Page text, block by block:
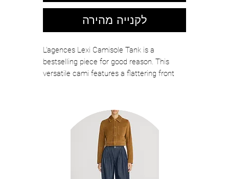
לקנייה מהירה
L'agences Lexi Camisole Tank is a
bestselling piece for good reason. This
versatile cami features a flattering front
that can be left out or tucked in. Crafted
from luxurious pearl-toned silk, you'll love
wearing this easy cami with slim vintage
jeans or dressing it up with wide-leg pants
and a blazer for a night out.